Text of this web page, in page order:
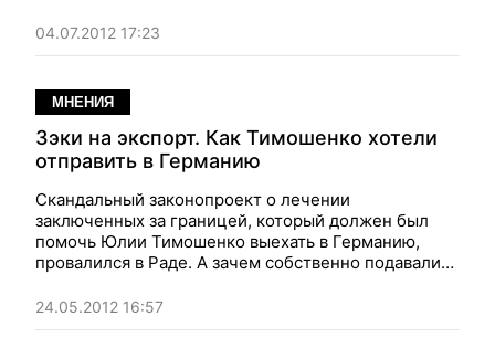
журналист Андрей Ткач
04.07.2012 17:23
МНЕНИЯ
Зэки на экспорт. Как Тимошенко хотели
отправить в Германию
Скандальный законопроект о лечении
заключенных за границей, который должен был
помочь Юлии Тимошенко выехать в Германию,
провалился в Раде. А зачем собственно подавали?
Андрей Ткач
24.05.2012 16:57